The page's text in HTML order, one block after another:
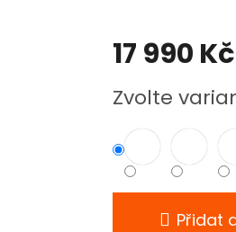
17 990 Kč
cena:
Zvolte
Přidat